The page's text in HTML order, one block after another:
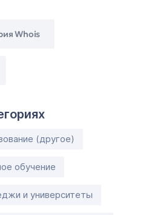
Whois
(другое)
обучение
и университеты